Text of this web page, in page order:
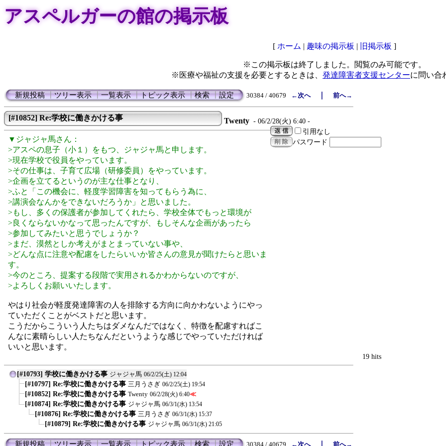
アスペルガーの館の掲示板
[ ホーム | 趣味の掲示板 | 旧掲示板 ]
※この掲示板は終了しました。閲覧のみ可能です。
※医療や福祉の支援を必要とするときは、 発達障害者支援センターに問い合
新規投稿┃ツリー表示┃一覧表示┃トピック表示┃検索┃設定 30384 / 40679 ←次へ｜ 前へ→
[#10852] Re:学校に働きかける事 Twenty - 06/2/28(火) 6:40 -
引用なし
パスワード
▼ジャジャ馬さん：
>アスペの息子（小１）をもつ、ジャジャ馬と申します。
>現在学校で役員をやっています。
>その仕事は、子育て広場（研修委員）をやっています。
>企画を立てるというのが主な仕事となり、
>ふと「この機会に、軽度学習障害を知ってもらう為に、
>講演会なんかをできないだろうか」と思いました。
>もし、多くの保護者が参加してくれたら、学校全体でもっと環境が
>良くならないかなって思ったんですが、もしそんな企画があったら
>参加してみたいと思うでしょうか？
>まだ、漠然としか考えがまとまっていない事や、
>どんな点に注意や配慮をしたらいいか皆さんの意見が聞けたらと思いま
す。
>今のところ、提案する段階で実用されるかわからないのですが、
>よろしくお願いいたします。
やはり社会が軽度発達障害の人を排除する方向に向かわないようにやっ
ていただくことがベストだと思います。
こうだからこういう人たちはダメなんだではなく、特徴を配慮すればこ
んなに素晴らしい人たちなんだというような感じでやっていただければ
いいと思います。
19 hits
[#10793] 学校に働きかける事 ジャジャ馬 06/2/25(土) 12:04
[#10797] Re:学校に働きかける事 三月うさぎ 06/2/25(土) 19:54
[#10852] Re:学校に働きかける事 Twenty 06/2/28(火) 6:40≪
[#10874] Re:学校に働きかける事 ジャジャ馬 06/3/1(水) 13:54
[#10876] Re:学校に働きかける事 三月うさぎ 06/3/1(水) 15:37
[#10879] Re:学校に働きかける事 ジャジャ馬 06/3/1(水) 21:05
新規投稿┃ツリー表示┃一覧表示┃トピック表示┃検索┃設定 30384 / 40679 ←次へ｜ 前へ→